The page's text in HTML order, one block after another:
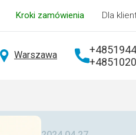
Kroki zamówienia Dla
Warszawa